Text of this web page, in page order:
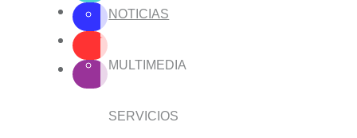
NOTICIAS
MULTIMEDIA
SERVICIOS